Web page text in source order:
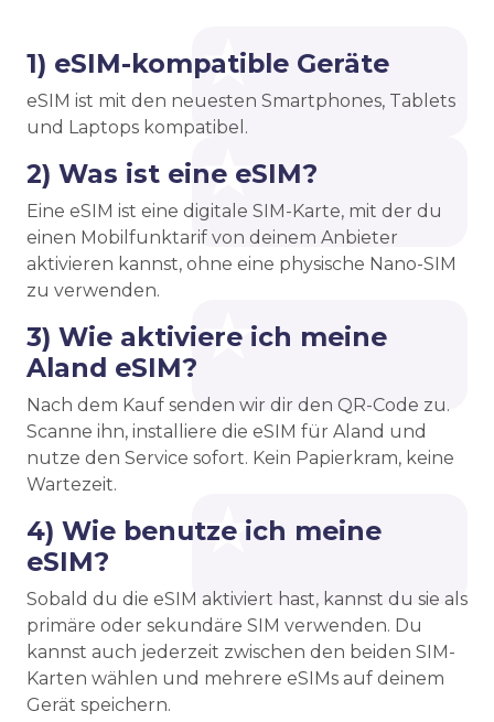
1) eSIM-kompatible Geräte
eSIM ist mit den neuesten Smartphones, Tablets
und Laptops kompatibel.
2) Was ist eine eSIM?
Eine eSIM ist eine digitale SIM-Karte, mit der du
einen Mobilfunktarif von deinem Anbieter
aktivieren kannst, ohne eine physische Nano-SIM
zu verwenden.
3) Wie aktiviere ich meine
Aland eSIM?
Nach dem Kauf senden wir dir den QR-Code zu.
Scanne ihn, installiere die eSIM für Aland und
nutze den Service sofort. Kein Papierkram, keine
Wartezeit.
4) Wie benutze ich meine
eSIM?
Sobald du die eSIM aktiviert hast, kannst du sie als
primäre oder sekundäre SIM verwenden. Du
kannst auch jederzeit zwischen den beiden SIM-
Karten wählen und mehrere eSIMs auf deinem
Gerät speichern.